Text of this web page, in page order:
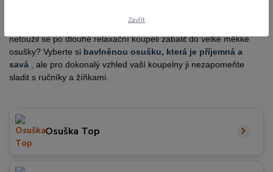
Osušky se staly nedílnou součástí našich koupelen. Kdo by
netoužil se po dlouhé relaxační koupeli zabalit do velké měkké
osušky? Vyberte si bavlněnou osušku, která je příjemná a
savá , ale pro dokonalý vzhled vaší koupelny ji nezapomeňte
sladit s ručníky a žíňkami.
Osuška Top
Zavřít